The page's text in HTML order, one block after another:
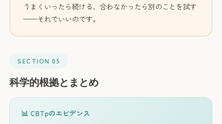
うまくいったら続ける、合わなかったら別のことを試す
——それでいいのです。
SECTION 05
科学的根拠とまとめ
📊 CBTpのエビデンス